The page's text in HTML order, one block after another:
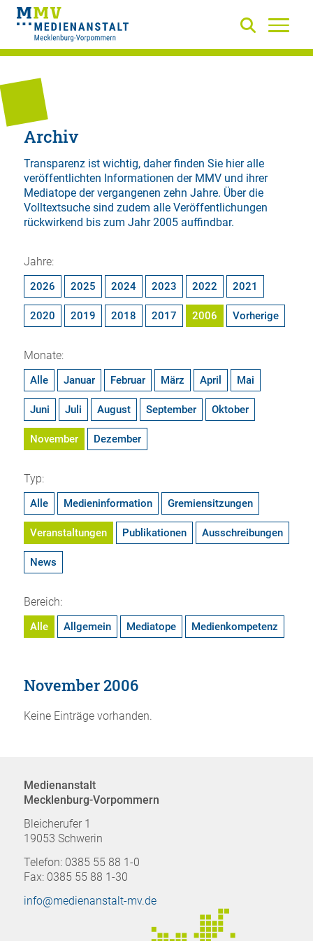
Archiv
Transparenz ist wichtig, daher finden Sie hier alle
veröffentlichten Informationen der MMV und ihrer
Mediatope der vergangenen zehn Jahre. Über die
Volltextsuchesind zudem alle Veröffentlichungen
rückwirkend bis zum Jahr 2005 auffindbar.
Jahre:
2026 2025 2024 2023 2022 2021
2020 2019 2018 2017 2006 Vorherige
Monate:
Alle Januar Februar März April Mai
Juni Juli August September Oktober
November Dezember
Typ:
Alle Medieninformation Gremiensitzungen
Veranstaltungen Publikationen Ausschreibungen
News
Bereich:
Alle Allgemein Mediatope Medienkompetenz
November 2006
Keine Einträge vorhanden.
Medienanstalt
Mecklenburg-Vorpommern
Bleicherufer 1
19053 Schwerin
Telefon: 0385 55 88 1-0
Fax: 0385 55 88 1-30
info@medienanstalt-mv.de